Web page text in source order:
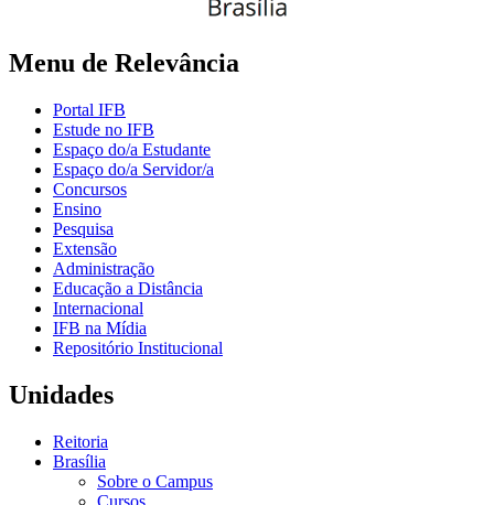
Menu de Relevância
Portal IFB
Estude no IFB
Espaço do/a Estudante
Espaço do/a Servidor/a
Concursos
Ensino
Pesquisa
Extensão
Administração
Educação a Distância
Internacional
IFB na Mídia
Repositório Institucional
Unidades
Reitoria
Brasília
Sobre o Campus
Cursos